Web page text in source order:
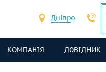
Дніпро
КОМПАНІЯ ДОВІДНИК